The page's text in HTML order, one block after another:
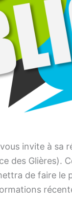
invite à sa
des Glières).
de faire